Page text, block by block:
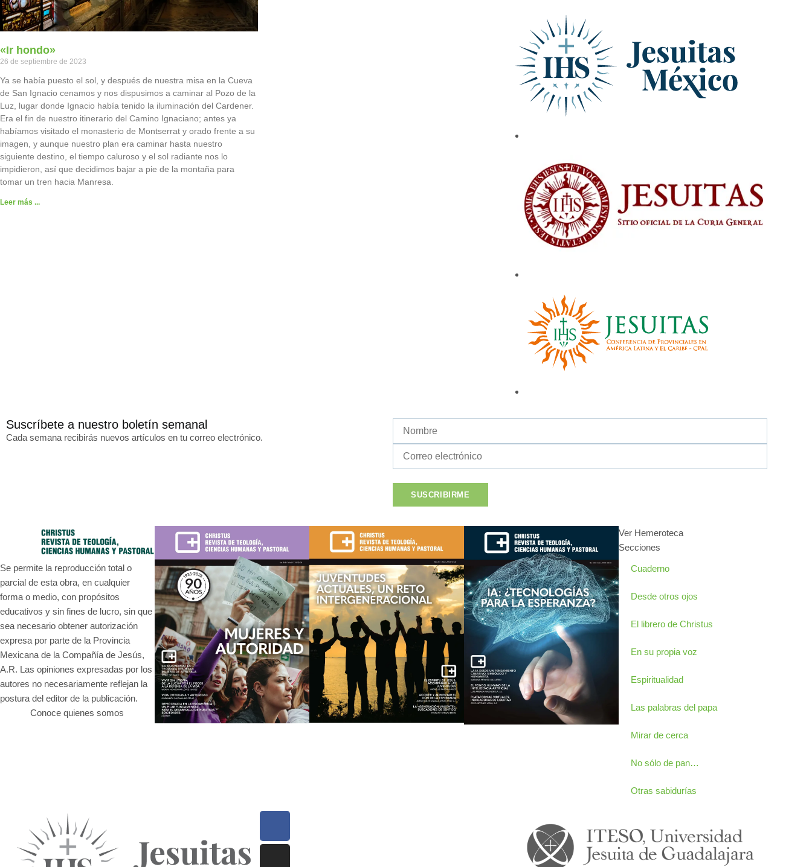
«Ir hondo»
26 de septiembre de 2023
Ya se había puesto el sol, y después de nuestra misa en la Cueva
de San Ignacio cenamos y nos dispusimos a caminar al Pozo de la
Luz, lugar donde Ignacio había tenido la iluminación del Cardener.
Era el fin de nuestro itinerario del Camino Ignaciano; antes ya
habíamos visitado el monasterio de Montserrat y orado frente a su
imagen, y aunque nuestro plan era caminar hasta nuestro
siguiente destino, el tiempo caluroso y el sol radiante nos lo
impidieron, así que decidimos bajar a pie de la montaña para
tomar un tren hacia Manresa.
Leer más ...
Suscríbete a nuestro boletín semanal
Cada semana recibirás nuevos artículos en tu correo electrónico.
Se permite la reproducción total o
parcial de esta obra, en cualquier
forma o medio, con propósitos
educativos y sin fines de lucro, sin que
sea necesario obtener autorización
expresa por parte de la Provincia
Mexicana de la Compañía de Jesús,
A.R. Las opiniones expresadas por los
autores no necesariamente reflejan la
postura del editor de la publicación.
Conoce quienes somos
Ver Hemeroteca
Secciones
Cuaderno
Desde otros ojos
El librero de Christus
En su propia voz
Espiritualidad
Las palabras del papa
Mirar de cerca
No sólo de pan…
Otras sabidurías